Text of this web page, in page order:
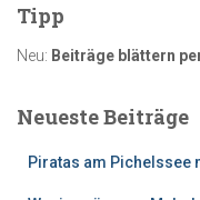
n
n
h
Tipp
Neu: Beiträge blättern
Neueste Beiträge
Piratas am Pichelssee